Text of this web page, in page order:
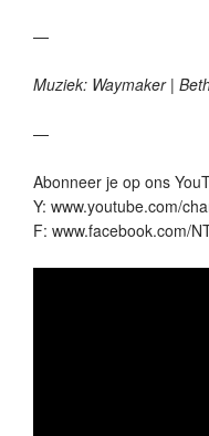
—
Muziek: Waymaker |
—
Abonneer je op ons
Y: www.youtube.com/
F: www.facebook.com/